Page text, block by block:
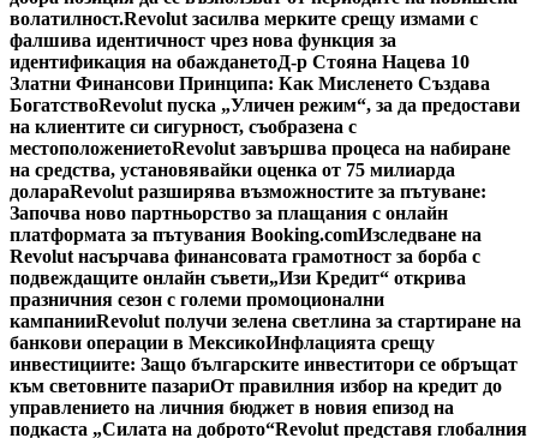
волатилност.Revolut засилва мерките срещу измами с
фалшива идентичност чрез нова функция за
идентификация на обажданетоД-р Стояна Нацева 10
Златни Финансови Принципа: Как Мисленето Създава
БогатствоRevolut пуска „Уличен режим“, за да предостави
на клиентите си сигурност, съобразена с
местоположениетоRevolut завършва процеса на набиране
на средства, установявайки оценка от 75 милиарда
долараRevolut разширява възможностите за пътуване:
Започва ново партньорство за плащания с онлайн
платформата за пътувания Booking.comИзследване на
Revolut насърчава финансовата грамотност за борба с
подвеждащите онлайн съвети„Изи Кредит“ открива
празничния сезон с големи промоционални
кампанииRevolut получи зелена светлина за стартиране на
банкови операции в МексикоИнфлацията срещу
инвестициите: Защо българските инвеститори се обръщат
към световните пазариОт правилния избор на кредит до
управлението на личния бюджет в новия епизод на
подкаста „Силата на доброто“Revolut представя глобалния